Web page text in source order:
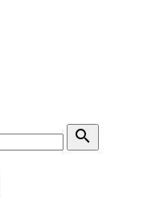
search